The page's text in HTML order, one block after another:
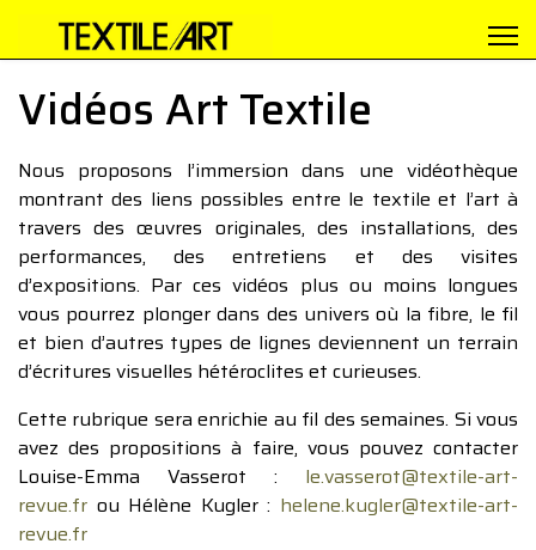
Vidéos Art Textile
Nous proposons l’immersion dans une vidéothèque
montrant des liens possibles entre le textile et l’art à
travers des œuvres originales, des installations, des
performances, des entretiens et des visites
d’expositions. Par ces vidéos plus ou moins longues
vous pourrez plonger dans des univers où la fibre, le fil
et bien d’autres types de lignes deviennent un terrain
d’écritures visuelles hétéroclites et curieuses.
Cette rubrique sera enrichie au fil des semaines. Si vous
avez des propositions à faire, vous pouvez contacter
Louise-Emma Vasserot : le.vasserot@textile-art-
revue.fr ou Hélène Kugler : helene.kugler@textile-art-
revue.fr